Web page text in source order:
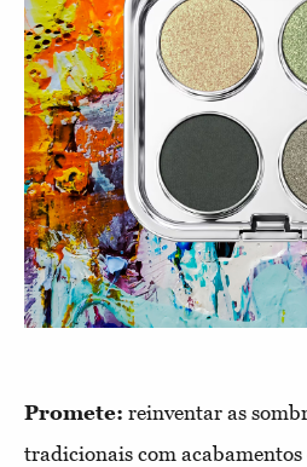
Promete: reinventar as
tradicionais com acabamentos